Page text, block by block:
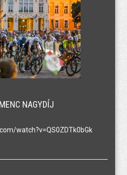
NAGYDÍJ
watch?v=QS0ZDTk0bGk